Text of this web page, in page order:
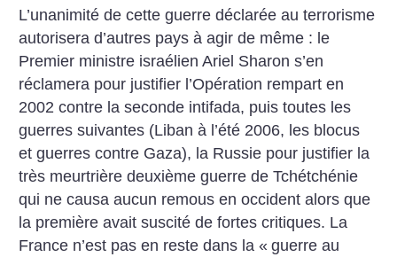
L’unanimité de cette guerre déclarée au terrorisme
autorisera d’autres pays à agir de même : le
Premier ministre israélien Ariel Sharon s’en
réclamera pour justifier l’Opération rempart en
2002 contre la seconde intifada, puis toutes les
guerres suivantes (Liban à l’été 2006, les blocus
et guerres contre Gaza), la Russie pour justifier la
très meurtrière deuxième guerre de Tchétchénie
qui ne causa aucun remous en occident alors que
la première avait suscité de fortes critiques. La
France n’est pas en reste dans la « guerre au